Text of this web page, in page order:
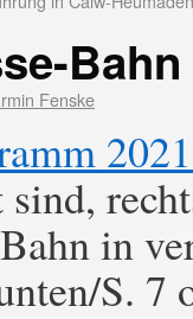
Fenske
in
S. 7